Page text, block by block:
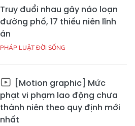
Truy đuổi nhau gây náo loạn
đường phố, 17 thiếu niên lĩnh
án
PHÁP LUẬT ĐỜI SỐNG
[Motion graphic] Mức
phạt vi phạm lao động chưa
thành niên theo quy định mới
nhất